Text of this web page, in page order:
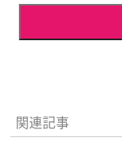
関連記事